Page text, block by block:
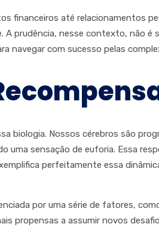
financeiros até relacionamentos
prudência, nesse contexto, não
navegar com sucesso pelas
Nossos cérebros são
sensação de euforia. Essa
perfeitamente essa
por uma série de fatores,
propensas a assumir novos